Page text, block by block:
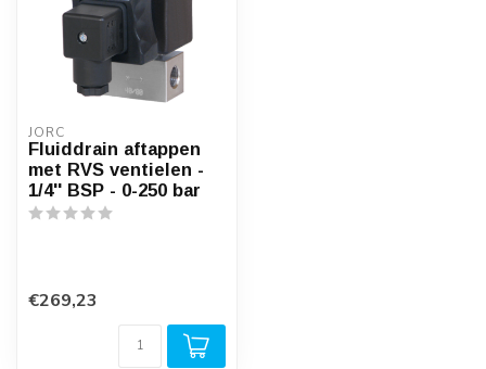
JORC
Fluiddrain aftappen
met RVS ventielen -
1/4'' BSP - 0-250 bar
€269,23